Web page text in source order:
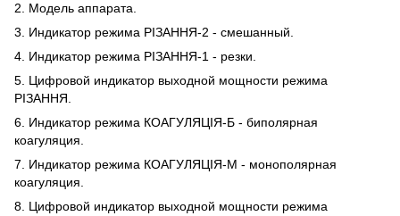
2. Модель аппарата.
3. Индикатор режима РІЗАННЯ-2 - смешанный.
4. Индикатор режима РІЗАННЯ-1 - резки.
5. Цифровой индикатор выходной мощности режима
РІЗАННЯ.
6. Индикатор режима КОАГУЛЯЦІЯ-Б - биполярная
коагуляция.
7. Индикатор режима КОАГУЛЯЦІЯ-М - монополярная
коагуляция.
8. Цифровой индикатор выходной мощности режима